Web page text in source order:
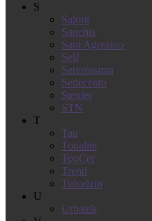
S
Saloni
Sanchis
Sant Agostino
Self
Serenissima
Settecento
Steuler
STN
T
Tau
Tonalite
TopCer
Trend
Tubadzin
U
Urbatek